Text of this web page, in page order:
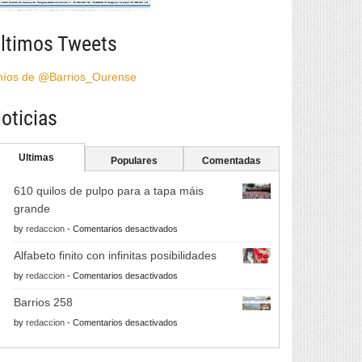
Tweets
de @Barrios_Ourense
Ultimas Populares Comentadas
610 quilos de pulpo para a tapa máis
grande
by redaccion - Comentarios desactivados
610
Alfabeto finito con infinitas posibilidades
by redaccion - Comentarios desactivados
Alfabeto
infinitas
Barrios 258
by redaccion - Comentarios desactivados